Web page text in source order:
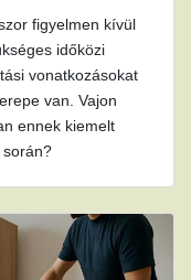
figyelmen kívül
időközi
vonatkozásokat
van. Vajon
ennek kiemelt
során?